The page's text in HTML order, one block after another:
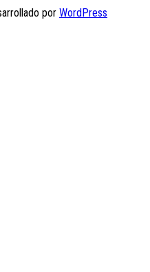
por WordPress